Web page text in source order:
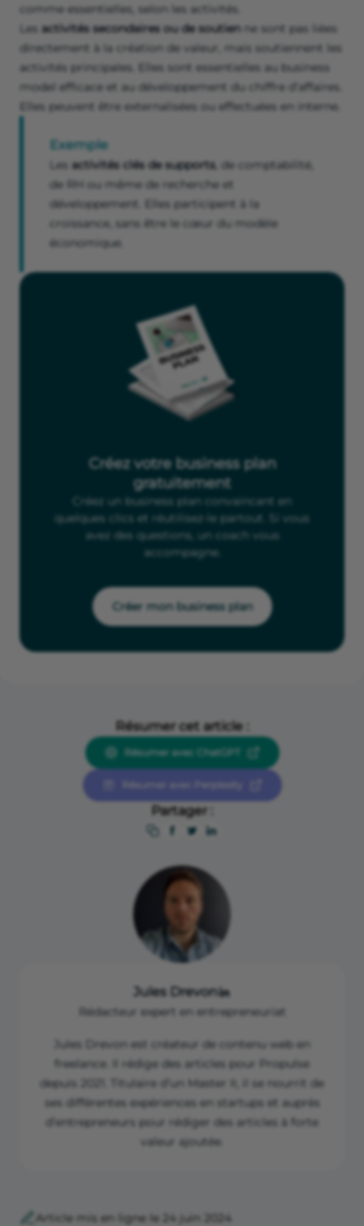
comme essentielles, selon les activités.
Les activités secondaires ou de soutien ne sont pas liées
directement à la création de valeur, mais soutiennent les
activités principales. Elles sont essentielles au business
model efficace et au développement du chiffre d’affaires.
Elles peuvent être externalisées ou effectuées en interne.
Exemple
Les activités clés de supports, de comptabilité,
de RH ou même de recherche et
développement. Elles participent à la
croissance, sans être le cœur du modèle
économique.
Créez votre business plan
gratuitement
Créez un business plan convaincant en
quelques clics et réutilisez-le partout. Si vous
avez des questions, un coach vous
accompagne.
Créer mon business plan
Résumer cet article :
Résumer avec ChatGPT
Résumer avec Perplexity
Partager :
Jules Drevon
Rédacteur expert en entrepreneuriat
Jules Drevon est créateur de contenu web en
freelance. Il rédige des articles pour Propulse
depuis 2021. Titulaire d’un Master II, il se nourrit de
ses différentes expériences en startups et auprès
d’entrepreneurs pour rédiger des articles à forte
valeur ajoutée.
Article mis en ligne le 24 juin 2024